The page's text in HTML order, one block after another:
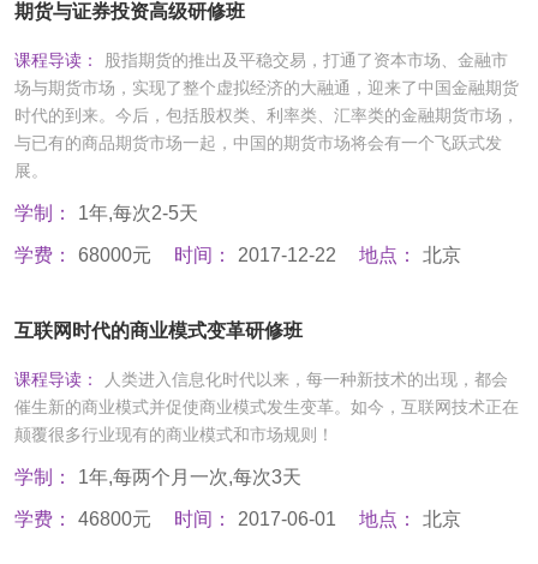
期货与证券投资高级研修班
课程导读：
股指期货的推出及平稳交易，打通了资本市场、金融市
场与期货市场，实现了整个虚拟经济的大融通，迎来了中国金融期货
时代的到来。今后，包括股权类、利率类、汇率类的金融期货市场，
与已有的商品期货市场一起，中国的期货市场将会有一个飞跃式发
展。
学制： 1年,每次2-5天
学费： 68000元 时间： 2017-12-22 地点： 北京
互联网时代的商业模式变革研修班
课程导读：
人类进入信息化时代以来，每一种新技术的出现，都会
催生新的商业模式并促使商业模式发生变革。如今，互联网技术正在
颠覆很多行业现有的商业模式和市场规则！
学制： 1年,每两个月一次,每次3天
学费： 46800元 时间： 2017-06-01 地点： 北京